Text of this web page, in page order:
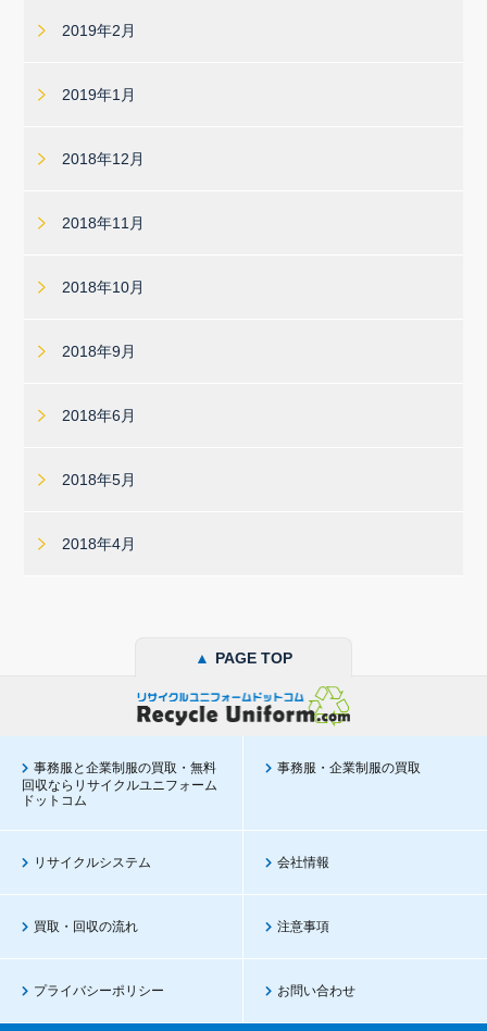
2019年2月
2019年1月
2018年12月
2018年11月
2018年10月
2018年9月
2018年6月
2018年5月
2018年4月
▲ PAGE TOP
事務服と企業制服の買取・無料
回収ならリサイクルユニフォーム
ドットコム
事務服・企業制服の買取
リサイクルシステム 会社情報
買取・回収の流れ 注意事項
プライバシーポリシー お問い合わせ